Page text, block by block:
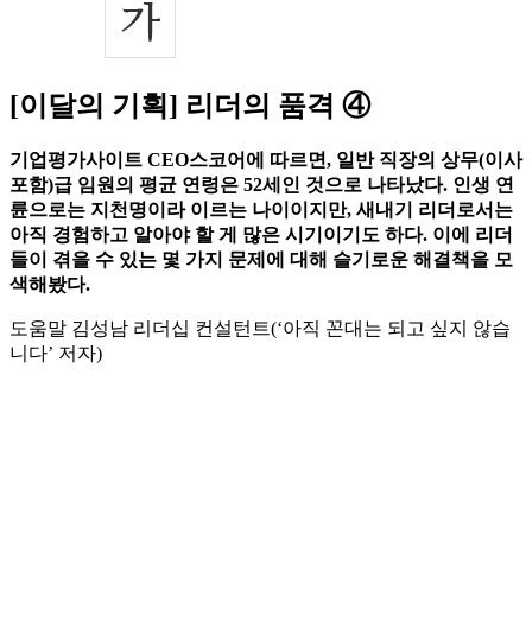
[이달의 기획] 리더의 품격 ④
기업평가사이트 CEO스코어에 따르면, 일반 직장의 상무(이사
포함)급 임원의 평균 연령은 52세인 것으로 나타났다. 인생 연
륜으로는 지천명이라 이르는 나이이지만, 새내기 리더로서는
아직 경험하고 알아야 할 게 많은 시기이기도 하다. 이에 리더
들이 겪을 수 있는 몇 가지 문제에 대해 슬기로운 해결책을 모
색해봤다.
도움말 김성남 리더십 컨설턴트(‘아직 꼰대는 되고 싶지 않습
니다’ 저자)